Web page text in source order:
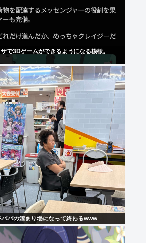
で3Dゲームができるようになる模様。
バの溜まり場になって終わるwww